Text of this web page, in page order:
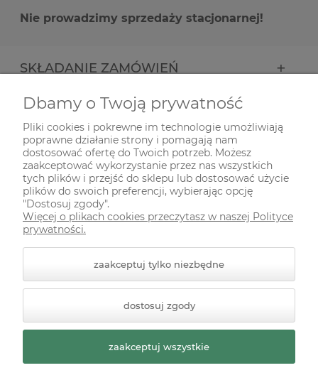
Nie prowadzimy sprzedaży stacjonarnej!
SKŁADANIE ZAMÓWIEŃ
INFORMACJE
ODWIEDŹ NAS NA
Styl graficzny ShopGadget.pl
Sklep internetowy Shoper
Premium
Dbamy o Twoją prywatność
Pliki cookies i pokrewne im technologie umożliwiają
poprawne działanie strony i pomagają nam
dostosować ofertę do Twoich potrzeb. Możesz
zaakceptować wykorzystanie przez nas wszystkich
tych plików i przejść do sklepu lub dostosować użycie
plików do swoich preferencji, wybierając opcję
"Dostosuj zgody".
Więcej o plikach cookies przeczytasz w naszej Polityce
prywatności.
zaakceptuj tylko niezbędne
dostosuj zgody
zaakceptuj wszystkie